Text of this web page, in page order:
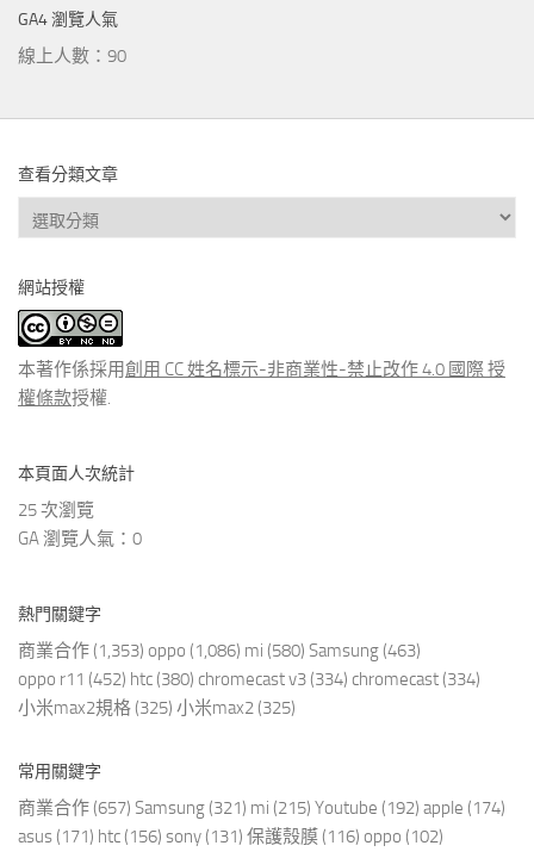
GA4 瀏覽人氣
線上人數：90
查看分類文章
查
看
類
文
章
網站授權
本著作係採用創用 CC 姓名標示-非商業性-禁止改作 4.0 國際 授
權條款授權.
本頁面人次統計
25 次瀏覽
GA 瀏覽人氣：0
熱門關鍵字
商業合作 (1,353) oppo (1,086) mi (580) Samsung (463)
oppo r11 (452) htc (380) chromecast v3 (334) chromecast (334)
小米max2規格 (325) 小米max2 (325)
常用關鍵字
商業合作 (657) Samsung (321) mi (215) Youtube (192) apple (174)
asus (171) htc (156) sony (131) 保護殼膜 (116) oppo (102)